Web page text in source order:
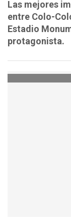
Las mejores
entre Colo-
Estadio
protagonista.